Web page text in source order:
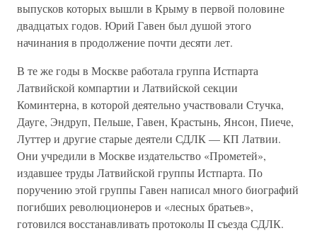
выпусков которых вышли в Крыму в первой половине
двадцатых годов. Юрий Гавен был душой этого
начинания в продолжение почти десяти лет.
В те же годы в Москве работала группа Истпарта
Латвийской компартии и Латвийской секции
Коминтерна, в которой деятельно участвовали Стучка,
Дауге, Эндруп, Пельше, Гавен, Крастынь, Янсон, Пиече,
Луттер и другие старые деятели СДЛК — КП Латвии.
Они учредили в Москве издательство «Прометей»,
издавшее труды Латвийской группы Истпарта. По
поручению этой группы Гавен написал много биографий
погибших революционеров и «лесных братьев»,
готовился восстанавливать протоколы II съезда СДЛК.